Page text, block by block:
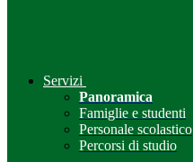
Servizi
Panoramica
Famiglie e studenti
Personale scolastico
Percorsi di studio